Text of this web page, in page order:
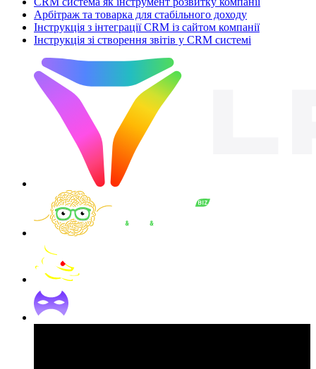
Арбітраж та товарка для стабільного доходу
Інструкція з інтеграції CRM із сайтом компанії
Інструкція зі створення звітів у CRM системі